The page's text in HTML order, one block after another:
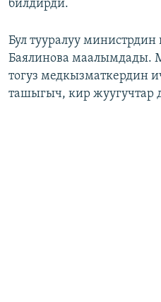
билдирди.
Бул тууралуу
Баялинова маалымдады.
тогуз медкызматкердин
ташыгыч, кир жуугучтар